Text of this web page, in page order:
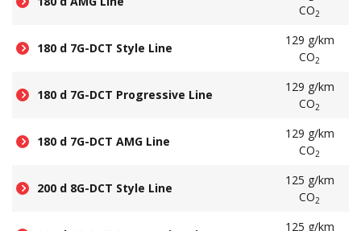
CO2
180 d 7G-DCT Style Line
129 g/km
CO2
180 d 7G-DCT Progressive Line
129 g/km
CO2
180 d 7G-DCT AMG Line
129 g/km
CO2
200 d 8G-DCT Style Line
125 g/km
CO2
125 g/km